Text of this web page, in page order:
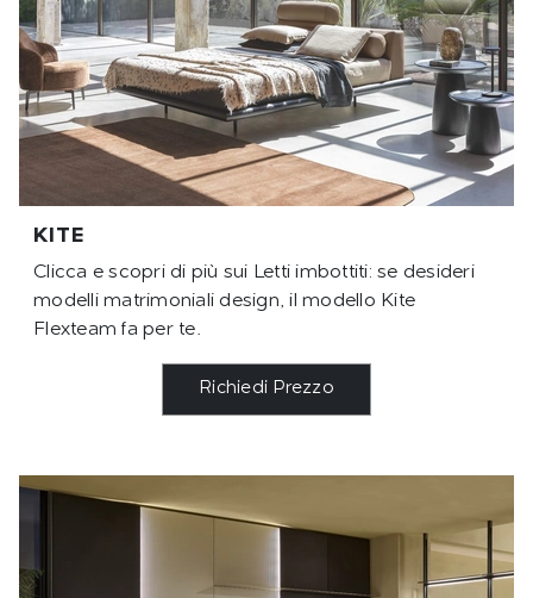
KITE
Clicca e scopri di più sui Letti imbottiti: se desideri
modelli matrimoniali design, il modello Kite
Flexteam fa per te.
Richiedi Prezzo